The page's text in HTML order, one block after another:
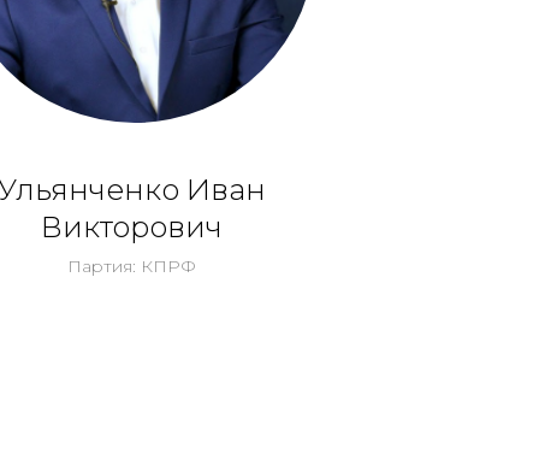
Иван
Викторович
Партия: КПРФ